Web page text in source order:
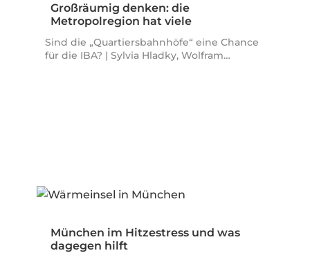
Großräumig denken: die
Metropolregion hat viele
Sind die „Quartiersbahnhöfe“ eine Chance
für die IBA? | Sylvia Hladky, Wolfram…
München im Hitzestress und was
dagegen hilft